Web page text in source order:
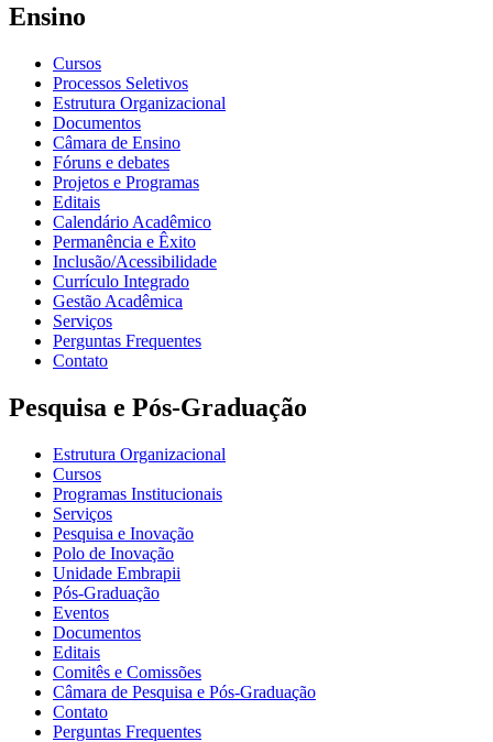
Ensino
Cursos
Processos Seletivos
Estrutura Organizacional
Documentos
Câmara de Ensino
Fóruns e debates
Projetos e Programas
Editais
Calendário Acadêmico
Permanência e Êxito
Inclusão/Acessibilidade
Currículo Integrado
Gestão Acadêmica
Serviços
Perguntas Frequentes
Contato
Pesquisa e Pós-Graduação
Estrutura Organizacional
Cursos
Programas Institucionais
Serviços
Pesquisa e Inovação
Polo de Inovação
Unidade Embrapii
Pós-Graduação
Eventos
Documentos
Editais
Comitês e Comissões
Câmara de Pesquisa e Pós-Graduação
Contato
Perguntas Frequentes